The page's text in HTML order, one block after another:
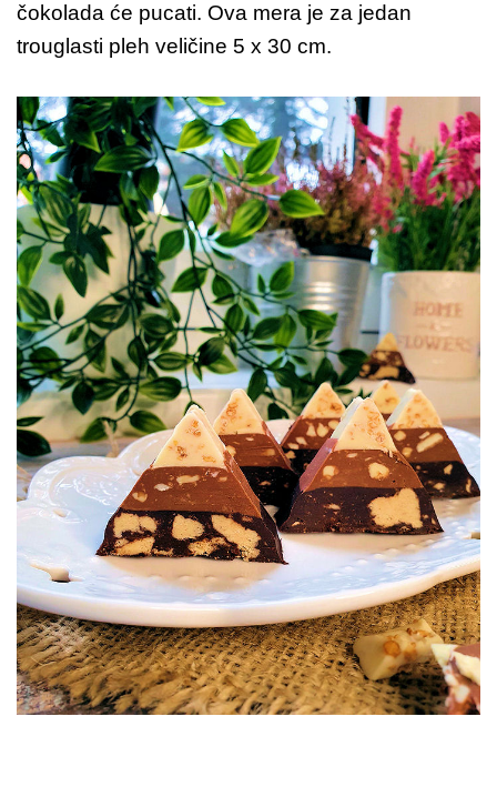
čokolada će pucati. Ova mera je za jedan
trouglasti pleh veličine 5 x 30 cm.